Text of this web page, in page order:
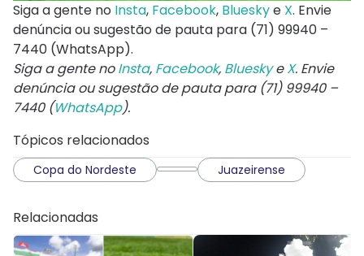
Siga a gente no Insta, Facebook, Blueskye X. Envie
denúncia ou sugestão de pauta para (71) 99940 –
7440 (WhatsApp).
Siga a gente noInsta, Facebook, BlueskyeX. Envie
denúncia ou sugestão de pauta para (71) 99940 –
7440 (WhatsApp).
Tópicos relacionados
Copa do Nordeste Juazeirense
Relacionadas